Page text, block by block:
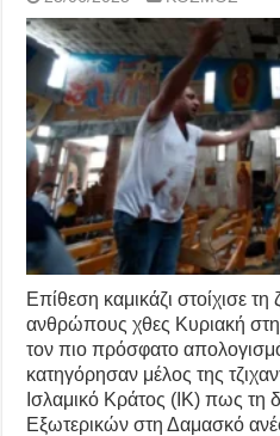
Επίθεση καμικάζι στοίχισε
ανθρώπους χθες Κυριακή
τον πιο πρόσφατο
κατηγόρησαν μέλος της
Ισλαμικό Κράτος (ΙΚ) πως τη
Εξωτερικών στη Δαμασκό